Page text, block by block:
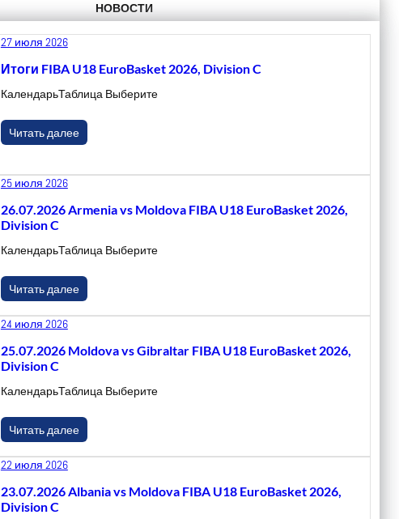
НОВОСТИ
27 июля 2026
Итоги FIBA U18 EuroBasket 2026, Division C
КалендарьТаблица Выберите
Читать далее
25 июля 2026
26.07.2026 Armenia vs Moldova FIBA U18 EuroBasket 2026,
Division C
КалендарьТаблица Выберите
Читать далее
24 июля 2026
25.07.2026 Moldova vs Gibraltar FIBA U18 EuroBasket 2026,
Division C
КалендарьТаблица Выберите
Читать далее
22 июля 2026
23.07.2026 Albania vs Moldova FIBA U18 EuroBasket 2026,
Division C